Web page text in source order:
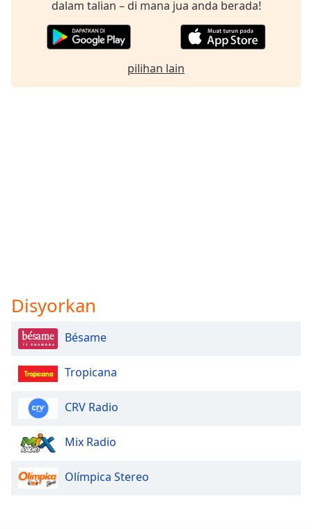
dalam talian – di mana jua anda berada!
pilihan lain
Disyorkan
Bésame
Tropicana
CRV Radio
Mix Radio
Olímpica Stereo